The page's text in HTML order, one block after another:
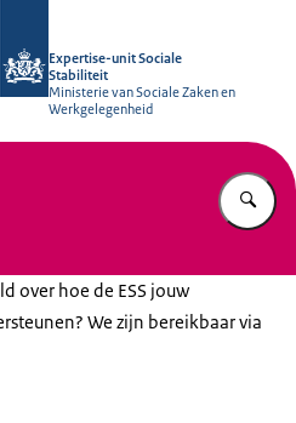
Expertise-unit Sociale
Stabiliteit
Ministerie van Sociale Zaken en
Werkgelegenheid
over hoe de ESS jouw
We zijn bereikbaar via